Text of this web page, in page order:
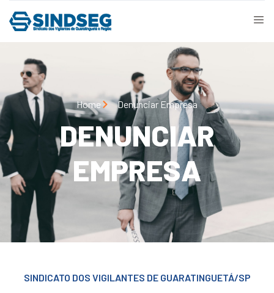
Home Denunciar Empresa
DENUNCIAR
EMPRESA
SINDICATO DOS VIGILANTES DE GUARATINGUETÁ/SP